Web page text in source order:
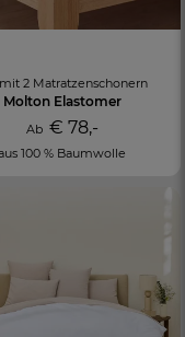
2 Matratzenschonern
Molton Elastomer
Ab € 78,-
100 % Baumwolle